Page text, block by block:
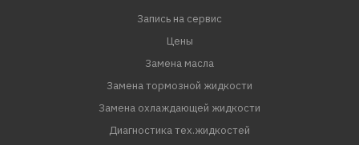
Запись на сервис
Цены
Замена масла
Замена тормозной жидкости
Замена охлаждающей жидкости
Диагностика тех.жидкостей